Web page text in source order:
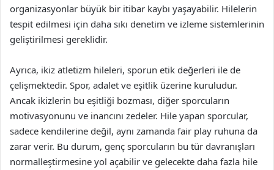
organizasyonlar büyük bir itibar kaybı yaşayabilir. Hilelerin
tespit edilmesi için daha sıkı denetim ve izleme sistemlerinin
geliştirilmesi gereklidir.
Ayrıca, ikiz atletizm hileleri, sporun etik değerleri ile de
çelişmektedir. Spor, adalet ve eşitlik üzerine kuruludur.
Ancak ikizlerin bu eşitliği bozması, diğer sporcuların
motivasyonunu ve inancını zedeler. Hile yapan sporcular,
sadece kendilerine değil, aynı zamanda fair play ruhuna da
zarar verir. Bu durum, genç sporcuların bu tür davranışları
normalleştirmesine yol açabilir ve gelecekte daha fazla hile